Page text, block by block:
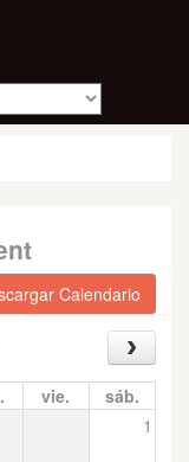
Calendario
vie.
sáb.
1